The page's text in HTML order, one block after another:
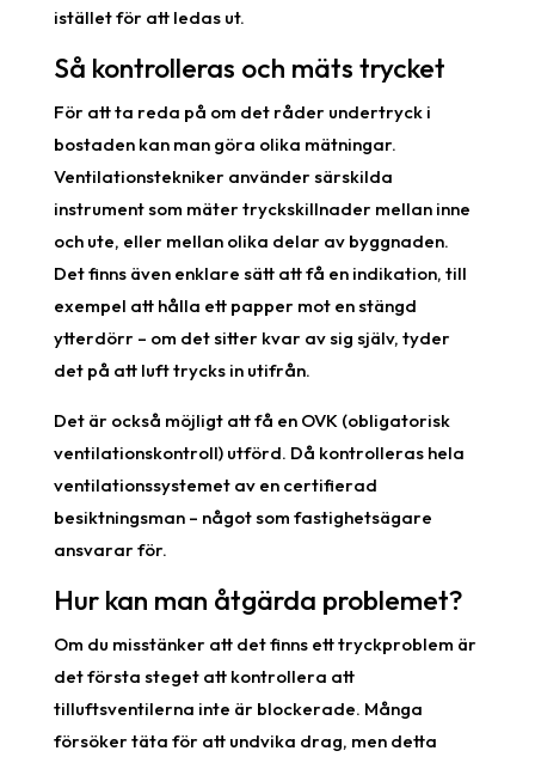
istället för att ledas ut.
Så kontrolleras och mäts trycket
För att ta reda på om det råder undertryck i
bostaden kan man göra olika mätningar.
Ventilationstekniker använder särskilda
instrument som mäter tryckskillnader mellan inne
och ute, eller mellan olika delar av byggnaden.
Det finns även enklare sätt att få en indikation, till
exempel att hålla ett papper mot en stängd
ytterdörr – om det sitter kvar av sig själv, tyder
det på att luft trycks in utifrån.
Det är också möjligt att få en OVK (obligatorisk
ventilationskontroll) utförd. Då kontrolleras hela
ventilationssystemet av en certifierad
besiktningsman – något som fastighetsägare
ansvarar för.
Hur kan man åtgärda problemet?
Om du misstänker att det finns ett tryckproblem är
det första steget att kontrollera att
tilluftsventilerna inte är blockerade. Många
försöker täta för att undvika drag, men detta